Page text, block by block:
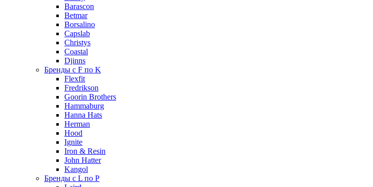
Barascon
Betmar
Borsalino
Capslab
Christys
Coastal
Djinns
Бренды с F по K
Flexfit
Fredrikson
Goorin Brothers
Hammaburg
Hanna Hats
Herman
Hood
Ignite
Iron & Resin
John Hatter
Kangol
Бренды с L по P